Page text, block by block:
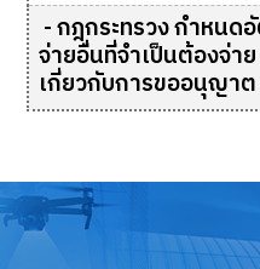
-กฎกระทรวง กำหนด
จ่ายอื่นที่จำเป็นต้องจ่า
เกี่ยวกับการขออนุญา